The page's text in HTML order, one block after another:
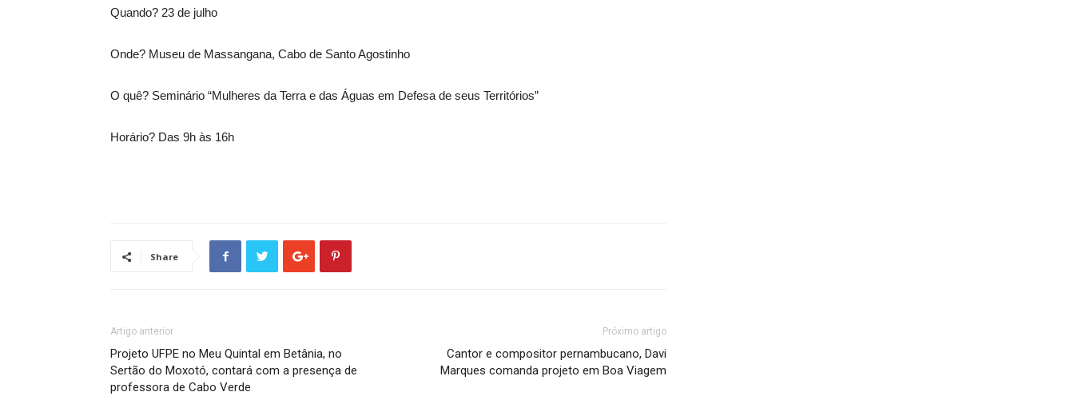
Quando? 23 de julho
Onde? Museu de Massangana, Cabo de Santo Agostinho
O quê? Seminário “Mulheres da Terra e das Águas em Defesa de seus Territórios”
Horário? Das 9h às 16h
Share
Artigo anterior
Projeto UFPE no Meu Quintal em Betânia, no
Sertão do Moxotó, contará com a presença de
professora de Cabo Verde
Próximo artigo
Cantor e compositor pernambucano, Davi
Marques comanda projeto em Boa Viagem